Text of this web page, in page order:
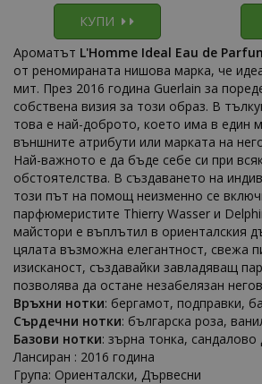
КУПИ
Ароматът L'Homme Ideal Eau de
от реномираната нишова марка, че
мит. През 2016 година Guerlain за
собствена визия за този образ. В
това е най-доброто, което има в един
външните атрибути или марката на
Най-важното е да бъде себе си при
обстоятелства. В създаването на
този път на помощ неизменно се
парфюмеристите Thierry Wasser и
майстори е въплътил в ориенталския
цялата възможна елегантност, свежа
изисканост, създавайки завладяващ
позволява да остане незабелязан
Връхни нотки: бергамот, подправки,
Сърдечни нотки: българска роза,
Базови нотки: зърна тонка,
Лансиран : 2016 година
Група: Ориенталски, Дървесни